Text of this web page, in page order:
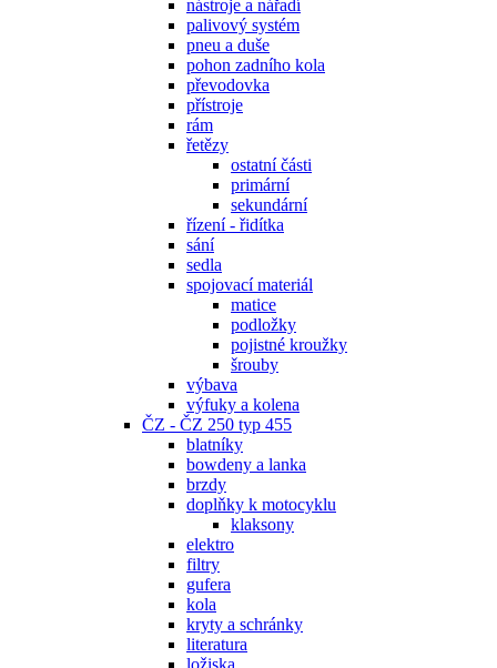
nástroje a nářadí
palivový systém
pneu a duše
pohon zadního kola
převodovka
přístroje
rám
řetězy
ostatní části
primární
sekundární
řízení - řidítka
sání
sedla
spojovací materiál
matice
podložky
pojistné kroužky
šrouby
výbava
výfuky a kolena
ČZ - ČZ 250 typ 455
blatníky
bowdeny a lanka
brzdy
doplňky k motocyklu
klaksony
elektro
filtry
gufera
kola
kryty a schránky
literatura
ložiska